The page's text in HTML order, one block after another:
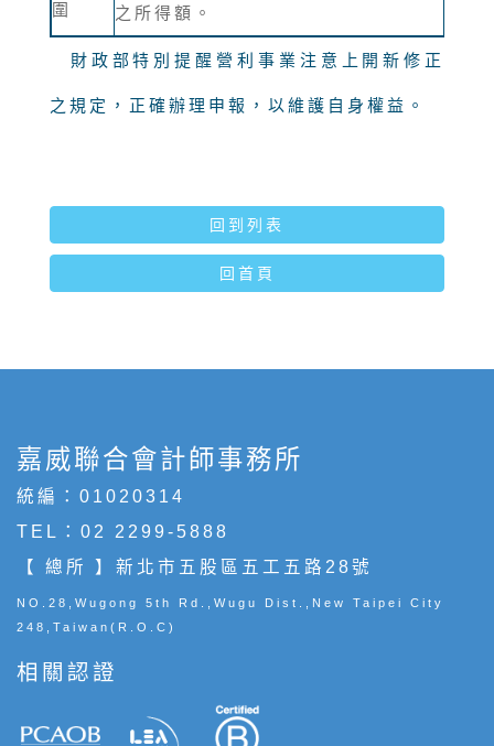
圍
之所得額。
財政部特別提醒營利事業注意上開新修正
之規定，正確辦理申報，以維護自身權益。
回到列表
回首頁
嘉威聯合會計師事務所
統編：01020314
TEL： 02 2299-5888
【 總所 】新北市五股區五工五路28號
NO.28,Wugong 5th Rd.,Wugu Dist.,New Taipei City
248,Taiwan(R.O.C)
相關認證